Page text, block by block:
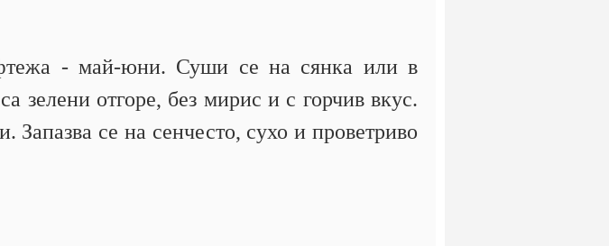
- май-юни. Суши се на сянка или в
зелени отгоре, без мирис и с горчив вкус.
се на сенчесто, сухо и проветриво